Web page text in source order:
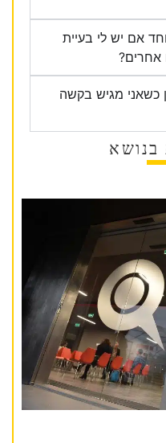
אם יש לי בעיית
אחרים?
כשאני מגיש בקשה
בנושא